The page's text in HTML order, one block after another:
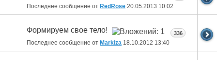
Последнее сообщение от RedRose 20.05.2013 10:02
Формируем свое тело!
Последнее сообщение от Markiza 18.10.2012 13:40
336